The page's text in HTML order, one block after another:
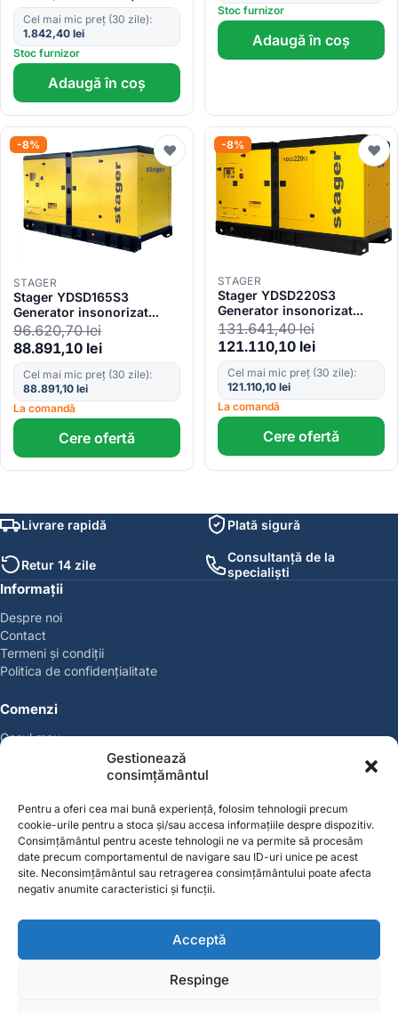
Gestionează
consimțământul
Pentru a oferi cea mai bună experiență, folosim tehnologii precum
cookie-urile pentru a stoca și/sau accesa informațiile despre dispozitiv.
Consimțământul pentru aceste tehnologii ne va permite să procesăm
date precum comportamentul de navigare sau ID-uri unice pe acest
site. Neconsimțământul sau retragerea consimțământului poate afecta
negativ anumite caracteristici și funcții.
Acceptă
Respinge
monofazat, benzina
Cel mai mic preț (30 zile):
1.842,40 lei
Stoc furnizor
Adaugă în coș
Stoc furnizor
Adaugă în coș
-8% ♥
STAGER
Stager YDSD165S3
Generator insonorizat
165kVA, 217A, 1500rpm,
trifazat, diesel
96.620,70lei
88.891,10 lei
Cel mai mic preț (30 zile):
88.891,10 lei
La comandă
Cere ofertă
-8% ♥
STAGER
Stager YDSD220S3
Generator insonorizat
220kVA, 289A, 1500rpm,
trifazat, diesel
131.641,40lei
121.110,10 lei
Cel mai mic preț (30 zile):
121.110,10 lei
La comandă
Cere ofertă
Livrare rapidă Plată sigură
Retur 14 zile
Consultanță de la
specialiști
Informații
Despre noi
Contact
Termeni și condiții
Politica de confidențialitate
Comenzi
Coșul meu
Cont
Contul meu
Favorite
Magazin